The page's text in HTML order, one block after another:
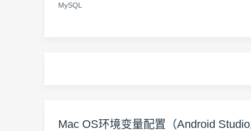
MySQL
Mac OS环境变量配置（Android Studio